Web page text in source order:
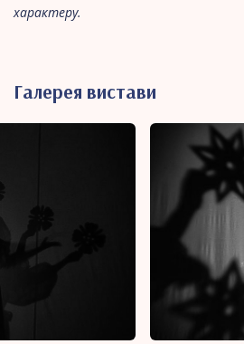
характеру.
Галерея вистави